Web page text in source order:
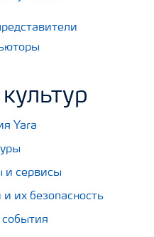
Yara
и сервисы
их безопасность